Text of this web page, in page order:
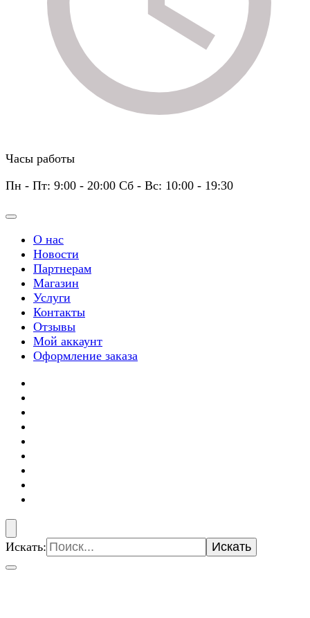
Часы работы
Пн - Пт: 9:00 - 20:00 Сб - Вс: 10:00 - 19:30
О нас
Новости
Партнерам
Магазин
Услуги
Контакты
Отзывы
Мой аккаунт
Оформление заказа
Искать: